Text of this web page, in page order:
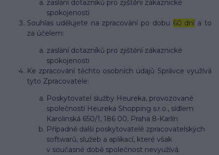
zaslání dotazníků pro zjištění zákaznické
spokojenosti
Souhlas udělujete na zpracování po dobu 60 dní a to
za účelem:
zaslání dotazníků pro zjištění zákaznické
spokojenosti
Ke zpracování těchto osobních údajů Správce využívá
tyto Zpracovatele:
Poskytovatel služby Heureka, provozované
společností Heureka Shopping s.r.o., sídlem
Karolinská 650/1, 186 00, Praha 8-Karlín
Případně další poskytovatelé zpracovatelských
softwarů, služeb a aplikací, které však
v současné době společnost nevyužívá.